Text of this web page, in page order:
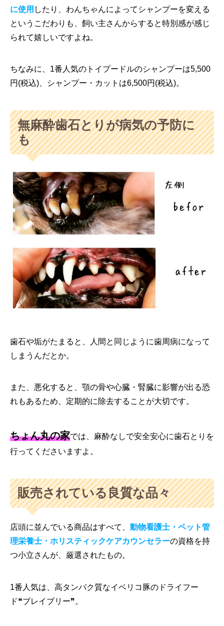
に使用 したり、わんちゃんによってシャンプーを変える
というこだわりも、飼い主さんからすると特別感が感じ
られて嬉しいですよね。
ちなみに、1番人気のトイプードルのシャンプーは5,500
円(税込)、シャンプー・カットは6,500円(税込)。
無麻酔歯石とりが病気の予防に
も
歯石や垢がたまると、人間と同じように歯周病になって
しまうんだとか。
また、悪化すると、顎の骨や心臓・腎臓に影響が出る恐
れもあるため、定期的に除去することが大切です。
ちょん丸の家では、麻酔なしで安全安心に歯石とりを
行ってくださいますよ。
販売されている良質な品々
店頭に並んでいる商品はすべて、 動物看護士・ペット管
理栄養士・ホリスティックケアカウンセラーの資格を持
つ小立さんが、厳選されたもの。
1番人気は、高タンパク質なイベリコ豚のドライフー
ド❝ブレイブリー❞。